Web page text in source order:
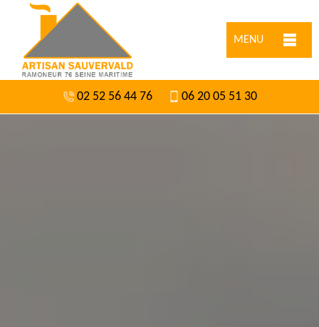
MENU
02 52 56 44 76 06 20 05 51 30